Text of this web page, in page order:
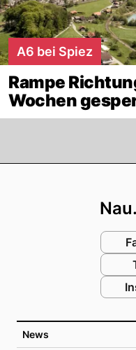
A6 bei Spiez
Rampe
Wochen
News